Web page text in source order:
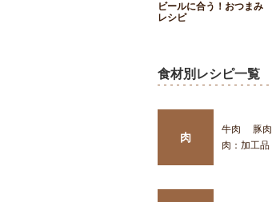
ビールに合う！おつまみ
レシピ
食材別レシピ一覧
肉
牛肉 豚肉
肉：加工品